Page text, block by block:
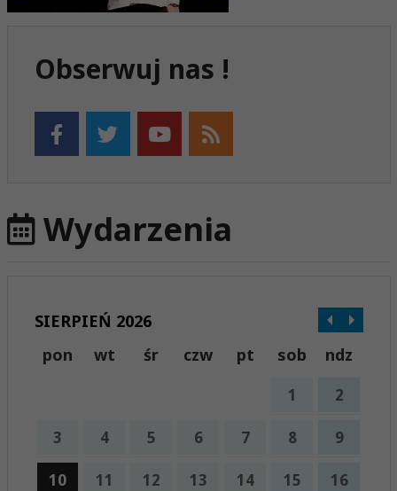
Obserwuj nas !
Wydarzenia
SIERPIEŃ 2026
pon
wt śr czw pt sob ndz
1 2
3 4 5 6 7 8 9
10 11 12 13 14 15 16